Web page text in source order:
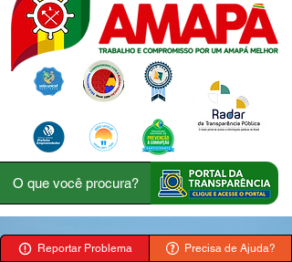
Reportar Problema Precisa de Ajuda?